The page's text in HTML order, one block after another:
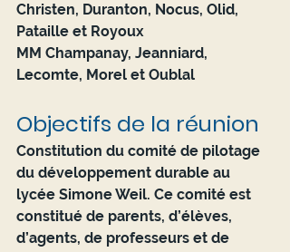
Christen, Duranton, Nocus, Olid,
Pataille et Royoux
MM Champanay, Jeanniard,
Lecomte, Morel et Oublal
Objectifs de la réunion
Constitution du comité de pilotage
du développement durable au
lycée Simone Weil. Ce comité est
constitué de parents, d’élèves,
d’agents, de professeurs et de